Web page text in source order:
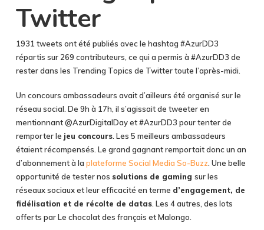
Twitter
1931 tweets ont été publiés avec le hashtag #AzurDD3
répartis sur 269 contributeurs, ce qui a permis à #AzurDD3 de
rester dans les Trending Topics de Twitter toute l’après-midi.
Un concours ambassadeurs avait d’ailleurs été organisé sur le
réseau social. De 9h à 17h, il s’agissait de tweeter en
mentionnant @AzurDigitalDay et #AzurDD3 pour tenter de
remporter le jeu concours. Les 5 meilleurs ambassadeurs
étaient récompensés. Le grand gagnant remportait donc un an
d’abonnement à la plateforme Social Media So-Buzz . Une belle
opportunité de tester nos solutions de gaming sur les
réseaux sociaux et leur efficacité en terme d’engagement, de
fidélisation et de récolte de datas. Les 4 autres, des lots
offerts par Le chocolat des français et Malongo.